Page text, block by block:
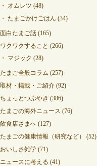
オムレツ (48)
たまごかけごはん (34)
面白たまご話 (165)
ワクワクすること (266)
マジック (28)
たまご全般コラム (257)
取材・掲載・ご紹介 (92)
ちょっとつぶやき (386)
たまごの海外ニュース (76)
飲食店さまへ (127)
たまごの健康情報（研究など）
(52)
おいしさ雑学 (71)
ニュースに考える (41)